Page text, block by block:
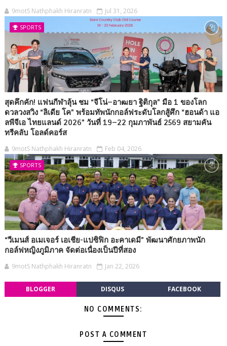
9motS Nathphakh Hiranratn Jul 31, 2026
SPORTS
สุดคึกคัก! แฟนกีฬาลุ้น ชม “จีโน่–อาฒยา ฐิติกุล” มือ 1 ของโลก
ดวลวงสวิง “ลิเดีย โค” พร้อมทัพนักกอล์ฟระดับโลกสู้ศึก “ฮอนด้า แอ
ลพีจีเอ ไทยแลนด์ 2026” วันที่ 19–22 กุมภาพันธ์ 2569 สยามคัน
ทรีคลับ โอลด์คอร์ส
9motS Nathphakh Hiranratn Feb 04, 2026
SPORTS
“วีเมนส์ อเมเจอร์ เอเชีย-แปซิฟิก อะคาเดมี” พัฒนาศักยภาพนัก
กอล์ฟหญิงภูมิภาค จัดต่อเนื่องเป็นปีที่สอง
9motS Nathphakh Hiranratn Jan 22, 2026
BLOGGER DISQUS FACEBOOK
NO COMMENTS:
POST A COMMENT